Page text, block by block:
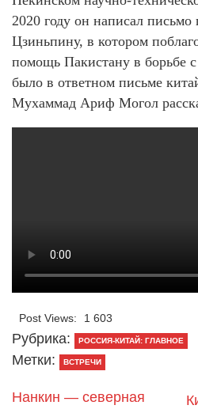
2020 году он написал
Цзиньпину, в котором
помощь Пакистану в борьбе
было в ответном письме
Мухаммад Ариф Могол
Post Views: 1 603
Рубрика: РОССИЯ-КИТАЙ: ГЛАВНОЕ
Метки: ВСТРЕЧИ
Нанкин — северная